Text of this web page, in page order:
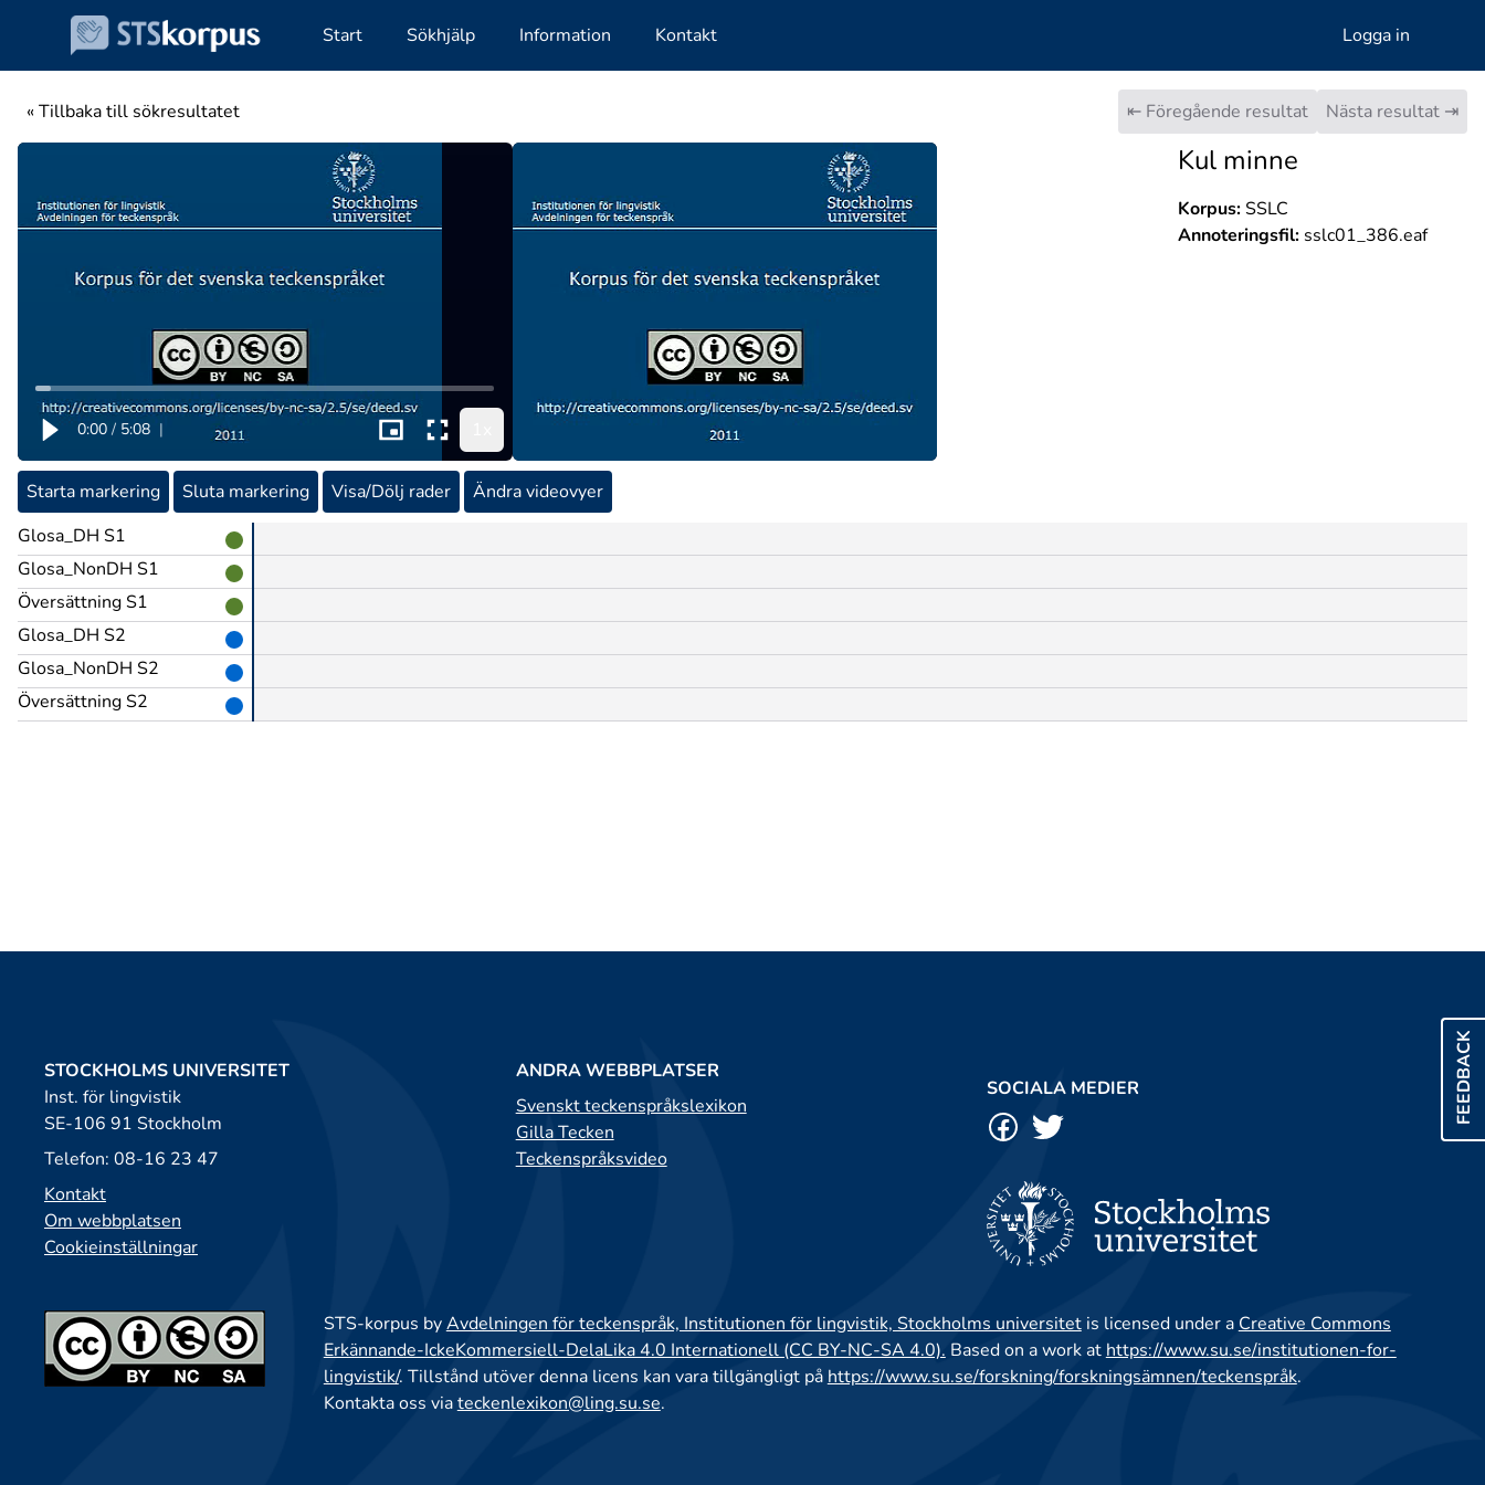
Start Sökhjälp Information Kontakt Logga in
« Tillbaka till sökresultatet ⇤ Föregående resultat Nästa resultat ⇥
0:00 / 5:08 |
Kul minne
Korpus:SSLC
Annoteringsfil:sslc01_386.eaf
Starta markering Sluta markering Visa/Dölj rader
Ändra videovyer
Glosa_DH S1
Glosa_NonDH S1
Översättning S1
Glosa_DH S2
Glosa_NonDH S2
Översättning S2
FEEDBACK
STOCKHOLMS UNIVERSITET
Inst. för lingvistik
SE-106 91 Stockholm
Telefon: 08-16 23 47
Kontakt
Om webbplatsen
Cookieinställningar
ANDRA WEBBPLATSER
Svenskt teckenspråkslexikon
Gilla Tecken
Teckenspråksvideo
SOCIALA MEDIER
STS-korpus byAvdelningen för teckenspråk, Institutionen för lingvistik, Stockholms universitetis licensed under a Creative Commons
Erkännande-IckeKommersiell-DelaLika 4.0 Internationell (CC BY-NC-SA 4.0). Based on a work at https://www.su.se/institutionen-for-
lingvistik/. Tillstånd utöver denna licens kan vara tillgängligt på https://www.su.se/forskning/forskningsämnen/teckenspråk.
Kontakta oss viateckenlexikon@ling.su.se.